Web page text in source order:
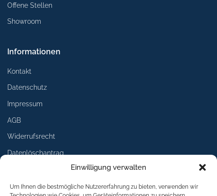
Einwilligung verwalten
Um Ihnen die bestmögliche Nutzererfahrung zu bieten, verwenden wir
Offene Stellen
Showroom
Informationen
Kontakt
Datenschutz
Impressum
AGB
Widerrufsrecht
Datenlöschantrag
Services